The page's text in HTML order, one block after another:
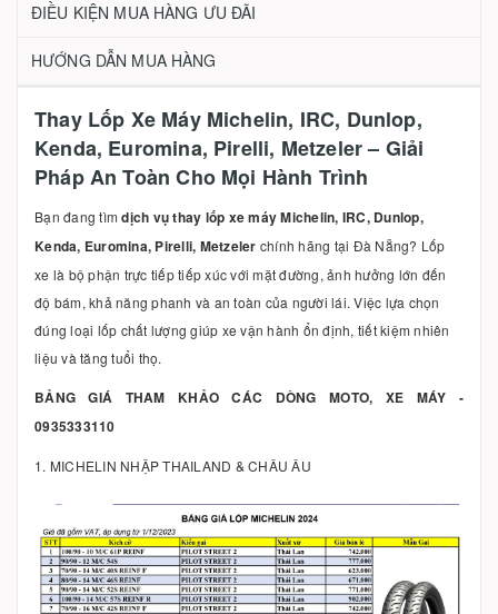
ĐIỀU KIỆN MUA HÀNG ƯU ĐÃI
HƯỚNG DẪN MUA HÀNG
Thay Lốp Xe Máy Michelin, IRC, Dunlop,
Kenda, Euromina, Pirelli, Metzeler – Giải
Pháp An Toàn Cho Mọi Hành Trình
Bạn đang tìmdịch vụ thay lốp xe máy Michelin, IRC, Dunlop,
Kenda, Euromina, Pirelli, Metzeler chính hãng tại Đà Nẵng? Lốp
xe là bộ phận trực tiếp tiếp xúc với mặt đường, ảnh hưởng lớn đến
độ bám, khả năng phanh và an toàn của người lái. Việc lựa chọn
đúng loại lốp chất lượng giúp xe vận hành ổn định, tiết kiệm nhiên
liệu và tăng tuổi thọ.
BẢNG GIÁ THAM KHẢO CÁC DÒNG MOTO, XE MÁY -
0935333110
1. MICHELIN NHẬP THAILAND & CHÂU ÂU